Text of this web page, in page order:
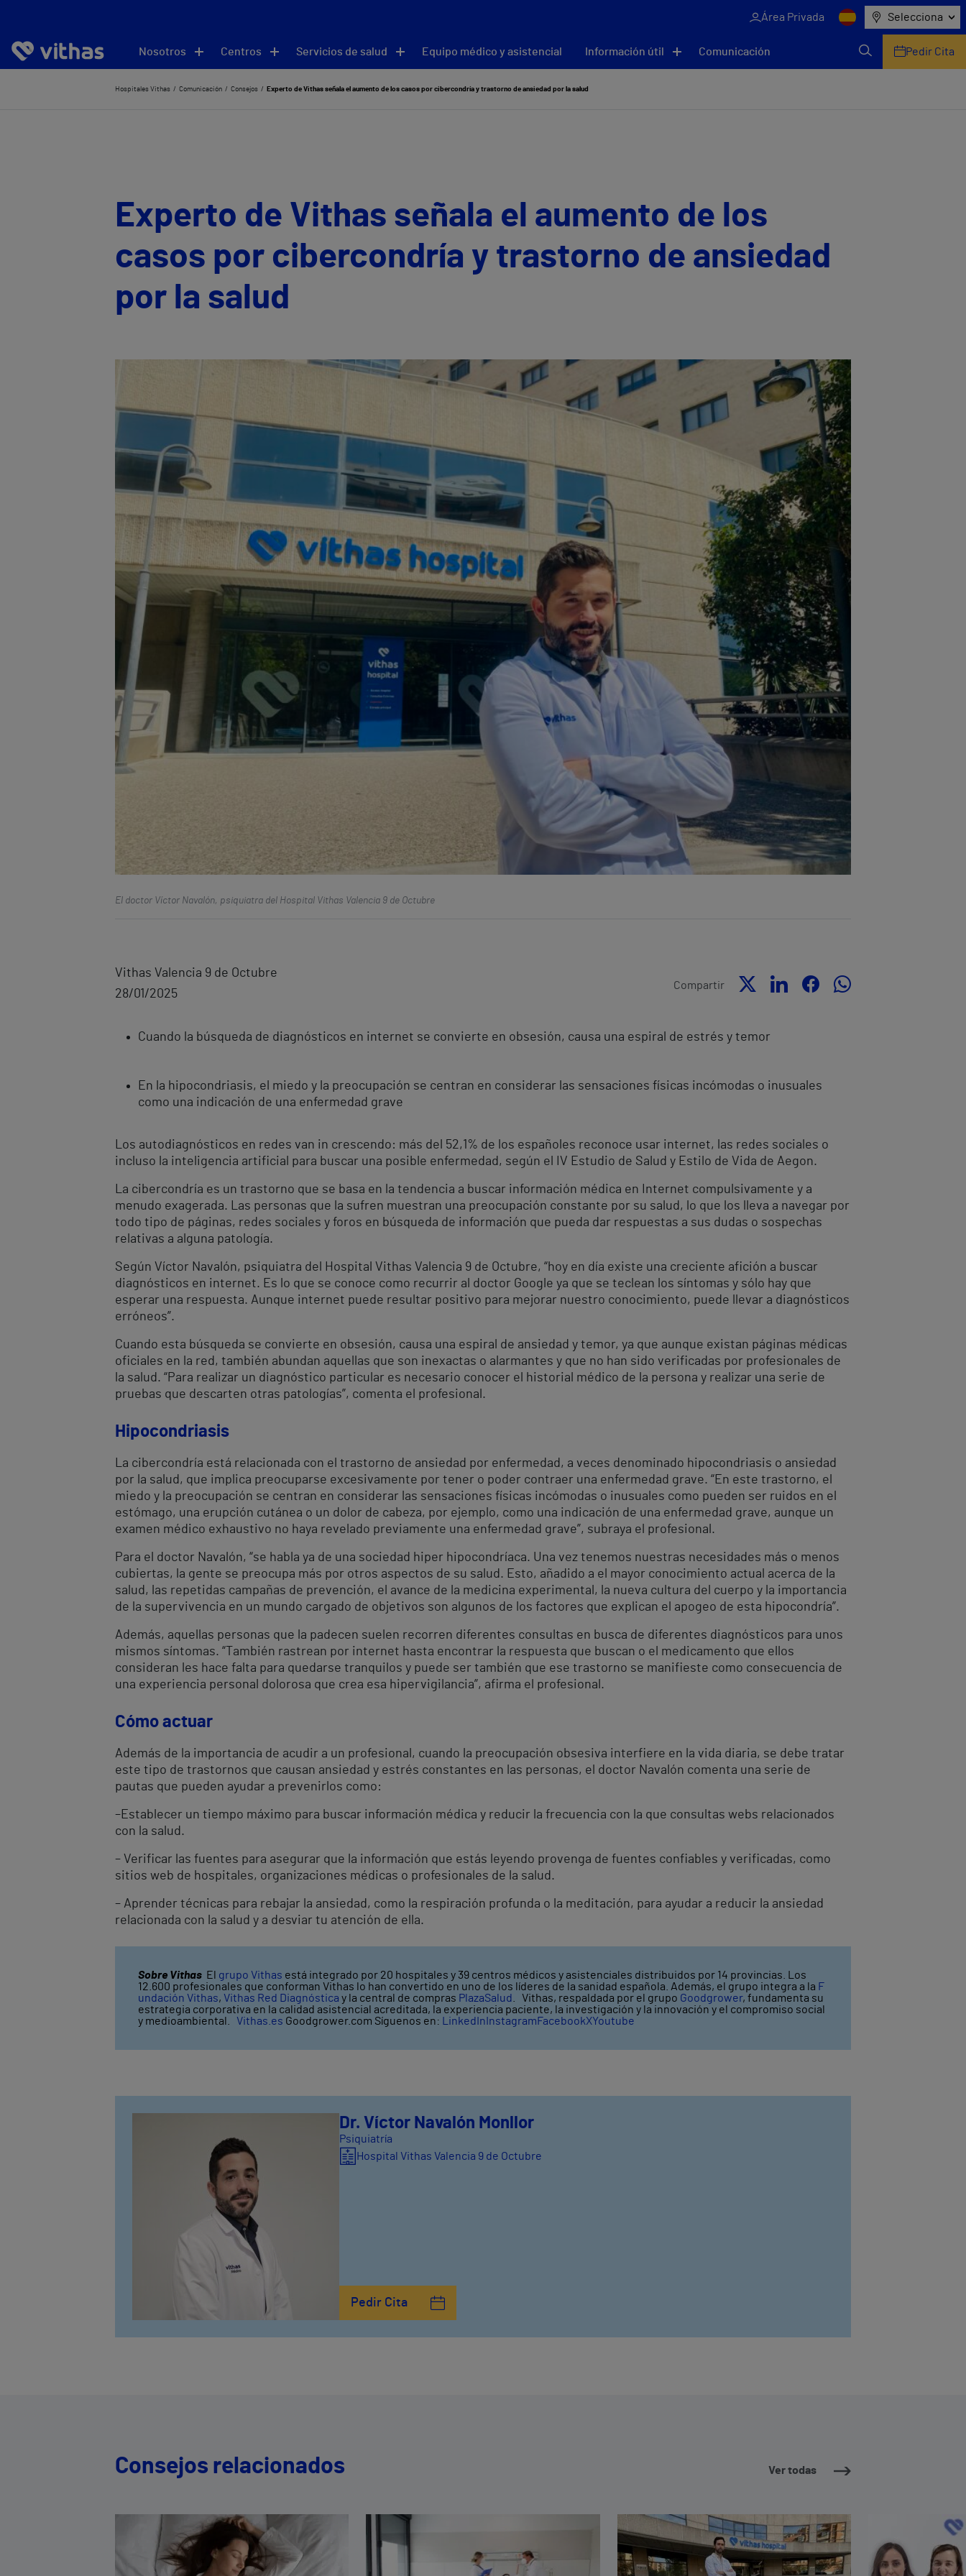
Área Privada Selecciona
Nosotros Centros Servicios de salud Equipo médico y asistencial Información útil Comunicación Pedir Cita
Hospitales Vithas Comunicación Consejos Experto de Vithas señala el aumento de los casos por cibercondría y trastorno de ansiedad por la salud
Experto de Vithas señala el aumento de los
casos por cibercondría y trastorno de ansiedad
por la salud
El doctor Víctor Navalón, psiquiatra del Hospital Vithas Valencia 9 de Octubre
Vithas Valencia 9 de Octubre
28/01/2025
Compartir
Cuando la búsqueda de diagnósticos en internet se convierte en obsesión, causa una espiral de estrés y temor
En la hipocondriasis, el miedo y la preocupación se centran en considerar las sensaciones físicas incómodas o inusuales
como una indicación de una enfermedad grave
Los autodiagnósticos en redes van in crescendo: más del 52,1% de los españoles reconoce usar internet, las redes sociales o
incluso la inteligencia artificial para buscar una posible enfermedad, según el IV Estudio de Salud y Estilo de Vida de Aegon.
La cibercondría es un trastorno que se basa en la tendencia a buscar información médica en Internet compulsivamente y a
menudo exagerada. Las personas que la sufren muestran una preocupación constante por su salud, lo que los lleva a navegar por
todo tipo de páginas, redes sociales y foros en búsqueda de información que pueda dar respuestas a sus dudas o sospechas
relativas a alguna patología.
Según Víctor Navalón, psiquiatra del Hospital Vithas Valencia 9 de Octubre, “hoy en día existe una creciente afición a buscar
diagnósticos en internet. Es lo que se conoce como recurrir al doctor Google ya que se teclean los síntomas y sólo hay que
esperar una respuesta. Aunque internet puede resultar positivo para mejorar nuestro conocimiento, puede llevar a diagnósticos
erróneos”.
Cuando esta búsqueda se convierte en obsesión, causa una espiral de ansiedad y temor, ya que aunque existan páginas médicas
oficiales en la red, también abundan aquellas que son inexactas o alarmantes y que no han sido verificadas por profesionales de
la salud. “Para realizar un diagnóstico particular es necesario conocer el historial médico de la persona y realizar una serie de
pruebas que descarten otras patologías”, comenta el profesional.
Hipocondriasis
La cibercondría está relacionada con el trastorno de ansiedad por enfermedad, a veces denominado hipocondriasis o ansiedad
por la salud, que implica preocuparse excesivamente por tener o poder contraer una enfermedad grave. “En este trastorno, el
miedo y la preocupación se centran en considerar las sensaciones físicas incómodas o inusuales como pueden ser ruidos en el
estómago, una erupción cutánea o un dolor de cabeza, por ejemplo, como una indicación de una enfermedad grave, aunque un
examen médico exhaustivo no haya revelado previamente una enfermedad grave”, subraya el profesional.
Para el doctor Navalón, “se habla ya de una sociedad hiper hipocondríaca. Una vez tenemos nuestras necesidades más o menos
cubiertas, la gente se preocupa más por otros aspectos de su salud. Esto, añadido a el mayor conocimiento actual acerca de la
salud, las repetidas campañas de prevención, el avance de la medicina experimental, la nueva cultura del cuerpo y la importancia
de la supervivencia en un mundo cargado de objetivos son algunos de los factores que explican el apogeo de esta hipocondría”.
Además, aquellas personas que la padecen suelen recorren diferentes consultas en busca de diferentes diagnósticos para unos
mismos síntomas. “También rastrean por internet hasta encontrar la respuesta que buscan o el medicamento que ellos
consideran les hace falta para quedarse tranquilos y puede ser también que ese trastorno se manifieste como consecuencia de
una experiencia personal dolorosa que crea esa hipervigilancia”, afirma el profesional.
Cómo actuar
Además de la importancia de acudir a un profesional, cuando la preocupación obsesiva interfiere en la vida diaria, se debe tratar
este tipo de trastornos que causan ansiedad y estrés constantes en las personas, el doctor Navalón comenta una serie de
pautas que pueden ayudar a prevenirlos como:
–Establecer un tiempo máximo para buscar información médica y reducir la frecuencia con la que consultas webs relacionados
con la salud.
– Verificar las fuentes para asegurar que la información que estás leyendo provenga de fuentes confiables y verificadas, como
sitios web de hospitales, organizaciones médicas o profesionales de la salud.
– Aprender técnicas para rebajar la ansiedad, como la respiración profunda o la meditación, para ayudar a reducir la ansiedad
relacionada con la salud y a desviar tu atención de ella.
Sobre Vithas El grupo Vithas está integrado por 20 hospitales y 39 centros médicos y asistenciales distribuidos por 14 provincias. Los
12.600 profesionales que conforman Vithas lo han convertido en uno de los líderes de la sanidad española. Además, el grupo integra a la F
undación Vithas, Vithas Red Diagnóstica y la central de compras PlazaSalud . Vithas, respaldada por el grupo Goodgrower, fundamenta su
estrategia corporativa en la calidad asistencial acreditada, la experiencia paciente, la investigación y la innovación y el compromiso social
y medioambiental. Vithas.es Goodgrower.com Síguenos en: LinkedIn InstagramFacebookXYoutube
Dr. Víctor Navalón Monllor
Psiquiatría
Hospital Vithas Valencia 9 de Octubre
Pedir Cita
Consejos relacionados Ver todas